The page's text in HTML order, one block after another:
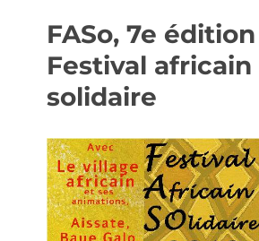
FASo, 7e
Festival africain
solidaire